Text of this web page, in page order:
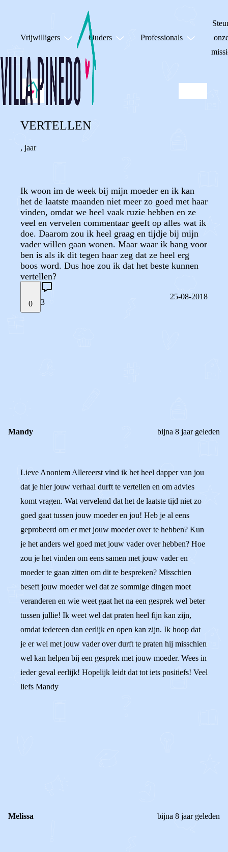
Vrijwilligers Ouders Professionals
VERTELLEN
, jaar
Ik woon im de week bij mijn moeder en ik kan
het de laatste maanden niet meer zo goed met haar
vinden, omdat we heel vaak ruzie hebben en ze
veel en vervelen commentaar geeft op alles wat ik
doe. Daarom zou ik heel graag en tijdje bij mijn
vader willen gaan wonen. Maar waar ik bang voor
ben is als ik dit tegen haar zeg dat ze heel erg
boos word. Dus hoe zou ik dat het beste kunnen
vertellen?
0 3
25-08-2018
Mandy bijna 8 jaar geleden
Lieve Anoniem Allereerst vind ik het heel dapper van jou
dat je hier jouw verhaal durft te vertellen en om advies
komt vragen. Wat vervelend dat het de laatste tijd niet zo
goed gaat tussen jouw moeder en jou! Heb je al eens
geprobeerd om er met jouw moeder over te hebben? Kun
je het anders wel goed met jouw vader over hebben? Hoe
zou je het vinden om eens samen met jouw vader en
moeder te gaan zitten om dit te bespreken? Misschien
beseft jouw moeder wel dat ze sommige dingen moet
veranderen en wie weet gaat het na een gesprek wel beter
tussen jullie! Ik weet wel dat praten heel fijn kan zijn,
omdat iedereen dan eerlijk en open kan zijn. Ik hoop dat
je er wel met jouw vader over durft te praten hij misschien
wel kan helpen bij een gesprek met jouw moeder. Wees in
ieder geval eerlijk! Hopelijk leidt dat tot iets positiefs! Veel
liefs Mandy
Melissa bijna 8 jaar geleden